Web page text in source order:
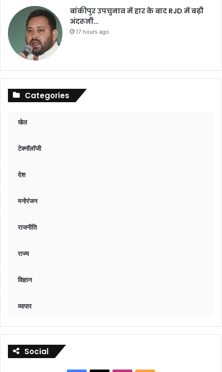
बांकीपुर उपचुनाव में हार के बाद RJD में बढ़ी
अंदरूनी…
17 hours ago
Categories
खेल
टेक्नॉलॉजी
देश
मनोरंजन
राजनीति
राज्य
विज्ञान
व्यापार
Social